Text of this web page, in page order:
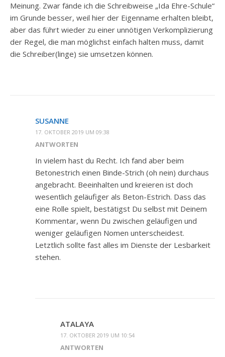
Meinung. Zwar fände ich die Schreibweise „Ida Ehre-Schule“
im Grunde besser, weil hier der Eigenname erhalten bleibt,
aber das führt wieder zu einer unnötigen Verkomplizierung
der Regel, die man möglichst einfach halten muss, damit
die Schreiber(linge) sie umsetzen können.
SUSANNE
17. OKTOBER 2019 UM 09:38
ANTWORTEN
In vielem hast du Recht. Ich fand aber beim
Betonestrich einen Binde-Strich (oh nein) durchaus
angebracht. Beeinhalten und kreieren ist doch
wesentlich geläufiger als Beton-Estrich. Dass das
eine Rolle spielt, bestätigst Du selbst mit Deinem
Kommentar, wenn Du zwischen geläufigen und
weniger geläufigen Nomen unterscheidest.
Letztlich sollte fast alles im Dienste der Lesbarkeit
stehen.
ATALAYA
17. OKTOBER 2019 UM 10:54
ANTWORTEN